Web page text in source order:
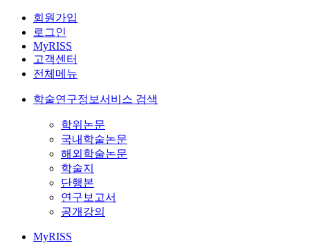
회원가입
로그인
MyRISS
고객센터
전체메뉴
학술연구정보서비스 검색
학위논문
국내학술논문
해외학술논문
학술지
단행본
연구보고서
공개강의
MyRISS